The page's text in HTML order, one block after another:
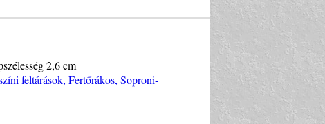
2,6 cm
feltárások, Fertőrákos, Soproni-